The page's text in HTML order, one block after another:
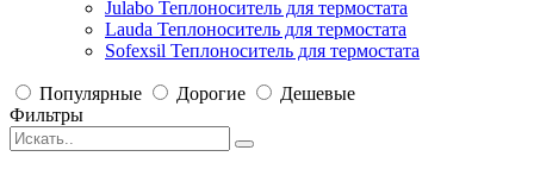
Julabo Теплоноситель для термостата
Lauda Теплоноситель для термостата
Sofexsil Теплоноситель для термостата
Популярные Дорогие
Дешевые
Фильтры